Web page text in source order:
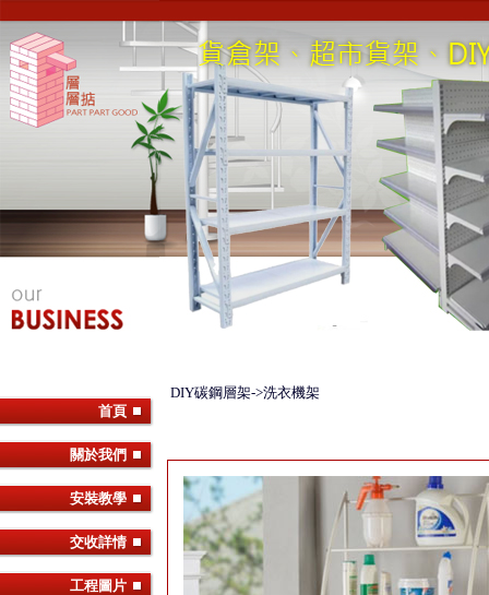
首頁
關於我們
安裝教學
交收詳情
工程圖片
DIY碳鋼層架->洗衣機架